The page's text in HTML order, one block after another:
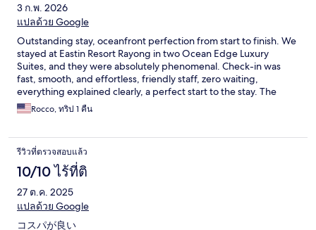
3 ก.พ. 2026
แปลด้วย Google
Outstanding stay, oceanfront perfection from start to finish. We
stayed at Eastin Resort Rayong in two Ocean Edge Luxury
Suites, and they were absolutely phenomenal. Check-in was
fast, smooth, and effortless, friendly staff, zero waiting,
everything explained clearly, a perfect start to the stay. The
ocean view from the balcony alone is worth the trip, wide
unobstructed views of the sea, fresh air, and stunning sunsets
spotless, and thoughtfully designed with comfort and style in
mind. The pool area is excellent, never felt crowded, and
perfectly positioned to enjoy the ocean atmosphere. The
restaurant overlooking the beach is a real highlight, delicious
food, relaxed vibe, and truly gorgeous sunsets that feel straight
out of a travel magazine. Breakfast was delicious and plentiful,
with great variety and quality. The Wi-Fi was blazing fast, rock
Rocco, ทริป 1 คืน
รีวิวที่ตรวจสอบแล้ว
10/10 ไร้ที่ติ
27 ต.ค. 2025
แปลด้วย Google
コスパが良い